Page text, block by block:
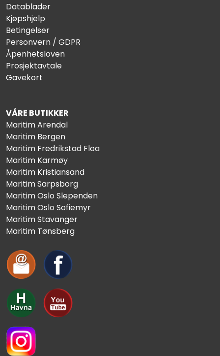
Datablader
Kjøpshjelp
Betingelser
Personvern / GDPR
Åpenhetsloven
Prosjektavtale
Gavekort
VÅRE BUTIKKER
Maritim Arendal
Maritim Bergen
Maritim Fredrikstad Floa
Maritim Karmøy
Maritim Kristiansand
Maritim Sarpsborg
Maritim Oslo Slependen
Maritim Oslo Sofiemyr
Maritim Stavanger
Maritim Tønsberg